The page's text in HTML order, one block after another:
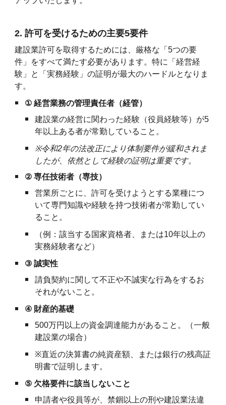
2. 許可を受けるための主要5要件
建設業許可を取得するためには、厳格な「5つの要
件」をすべて満たす必要があります。特に「経営経
験」と「実務経験」の証明が最大のハードルとなりま
す。
① 経営業務の管理責任者（経管）
建設業の経営に関わった経験（役員経験等）が5
年以上ある者が常勤していること。
※令和2年の法改正により体制要件が緩和されま
したが、依然として経験の証明は重要です。
② 専任技術者（専技）
営業所ごとに、許可を受けようとする業種につ
いて専門知識や経験を持つ技術者が常勤してい
ること。
（例：該当する国家資格者、または10年以上の
実務経験者など）
③ 誠実性
請負契約に関して不正や不誠実な行為をするお
それがないこと。
④ 財産的基礎
500万円以上の資金調達能力があること。（一般
建設業の場合）
※直近の決算書の純資産額、または銀行の残高証
明書で証明します。
⑤ 欠格要件に該当しないこと
申請者や役員等が、禁錮以上の刑や建設業法違